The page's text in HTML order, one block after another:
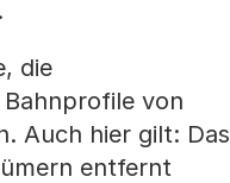
die
von
Auch hier gilt: Das
entfernt